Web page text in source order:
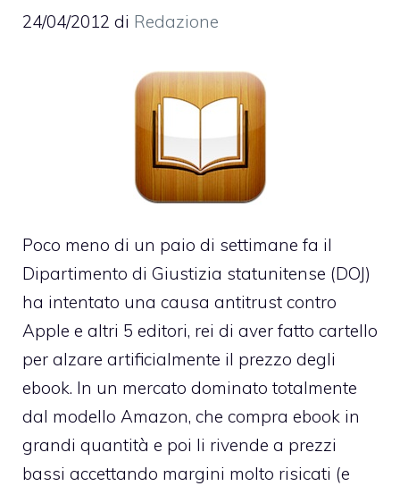
24/04/2012 di Redazione
Poco meno di un paio di settimane fa il
Dipartimento di Giustizia statunitense (DOJ)
ha intentato una causa antitrust contro
Apple e altri 5 editori, rei di aver fatto cartello
per alzare artificialmente il prezzo degli
ebook. In un mercato dominato totalmente
dal modello Amazon, che compra ebook in
grandi quantità e poi li rivende a prezzi
bassi accettando margini molto risicati (e